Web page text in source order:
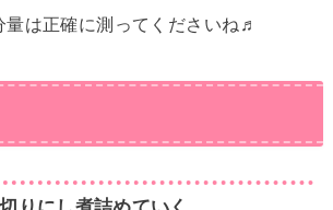
は正確に測ってくださいね♬